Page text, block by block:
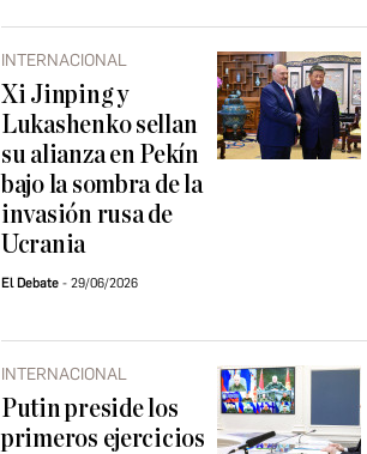
INTERNACIONAL
Xi Jinping y
Lukashenko sellan
su alianza en Pekín
bajo la sombra de la
invasión rusa de
Ucrania
El Debate 29/06/2026
INTERNACIONAL
Putin preside los
primeros ejercicios